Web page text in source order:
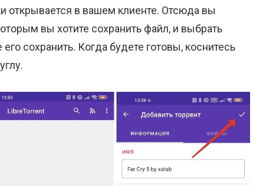
открывается в вашем клиенте. Отсюда вы
вы хотите сохранить файл, и выбрать
его сохранить. Когда будете готовы, коснитесь